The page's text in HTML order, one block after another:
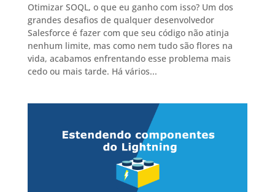
Otimizar SOQL, o que eu ganho com isso? Um dos
grandes desafios de qualquer desenvolvedor
Salesforce é fazer com que seu código não atinja
nenhum limite, mas como nem tudo são flores na
vida, acabamos enfrentando esse problema mais
cedo ou mais tarde. Há vários...